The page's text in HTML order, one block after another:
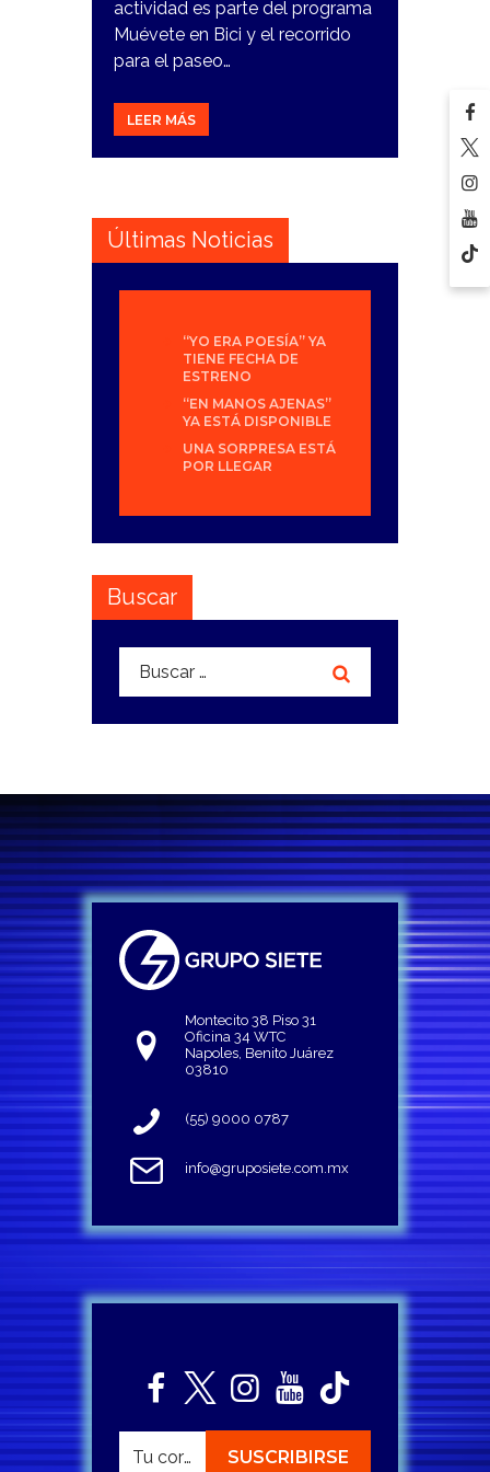
actividad es parte del programa
Muévete en Bici y el recorrido
para el paseo…
LEER MÁS
Últimas Noticias
“YO ERA POESÍA” YA
TIENE FECHA DE
ESTRENO
“EN MANOS AJENAS”
YA ESTÁ DISPONIBLE
UNA SORPRESA ESTÁ
POR LLEGAR
Buscar
Buscar:
Montecito 38 Piso 31
Oficina 34 WTC
Napoles, Benito Juárez
03810
(55) 9000 0787
info@gruposiete.com.mx